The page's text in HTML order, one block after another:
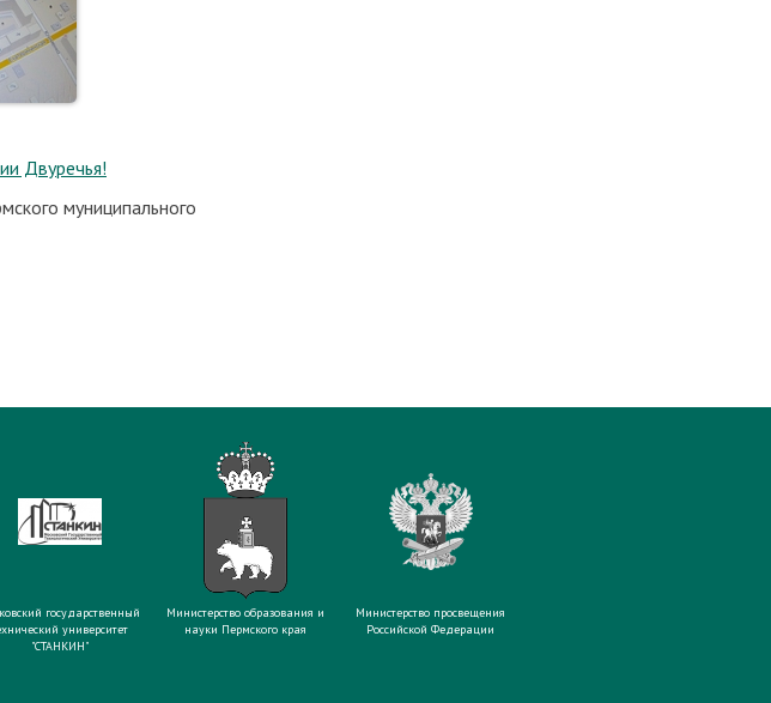
Двуречья!
муниципального
государственный
университет
"СТАНКИН"
Министерство образования и
науки Пермского края
Министерство просвещения
Российской Федерации